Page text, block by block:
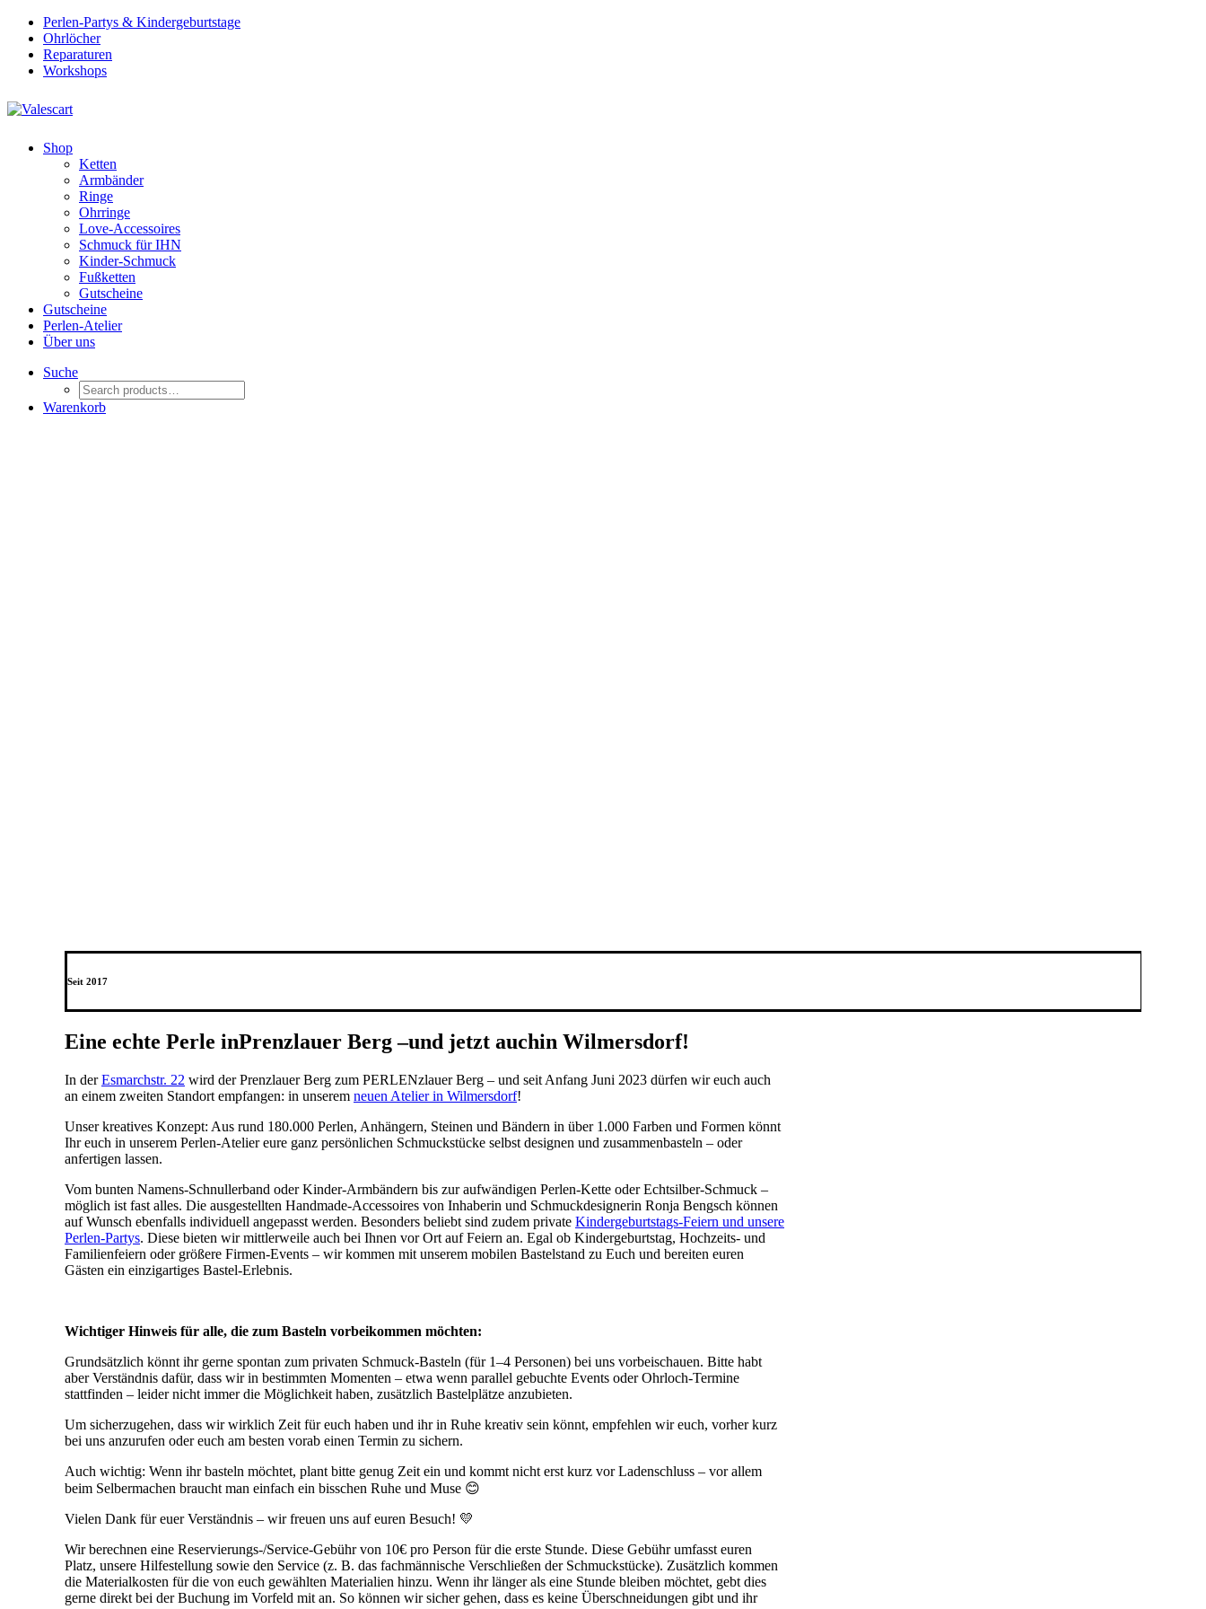
Perlen-Partys & Kindergeburtstage
Ohrlöcher
Reparaturen
Workshops
Shop
Ketten
Armbänder
Ringe
Ohrringe
Love-Accessoires
Schmuck für IHN
Kinder-Schmuck
Fußketten
Gutscheine
Gutscheine
Perlen-Atelier
Über uns
Suche
Warenkorb
Seit 2017
Eine echte Perle inPrenzlauer Berg –und jetzt auchin Wilmersdorf!
In derEsmarchstr. 22 wird der Prenzlauer Berg zum PERLENzlauer Berg – und seit Anfang Juni 2023 dürfen wir euch auch
an einem zweiten Standort empfangen: in unserem neuen Atelier in Wilmersdorf!
Unser kreatives Konzept: Aus rund 180.000 Perlen, Anhängern, Steinen und Bändern in über 1.000 Farben und Formen könnt
Ihr euch in unserem Perlen-Atelier eure ganz persönlichen Schmuckstücke selbst designen und zusammenbasteln – oder
anfertigen lassen.
Vom bunten Namens-Schnullerband oder Kinder-Armbändern bis zur aufwändigen Perlen-Kette oder Echtsilber-Schmuck –
möglich ist fast alles. Die ausgestellten Handmade-Accessoires von Inhaberin und Schmuckdesignerin Ronja Bengsch können
auf Wunsch ebenfalls individuell angepasst werden. Besonders beliebt sind zudem private Kindergeburtstags-Feiern und unsere
Perlen-Partys. Diese bieten wir mittlerweile auch bei Ihnen vor Ort auf Feiern an. Egal ob Kindergeburtstag, Hochzeits- und
Familienfeiern oder größere Firmen-Events – wir kommen mit unserem mobilen Bastelstand zu Euch und bereiten euren
Gästen ein einzigartiges Bastel-Erlebnis.
Wichtiger Hinweis für alle, die zum Basteln vorbeikommen möchten:
Grundsätzlich könnt ihr gerne spontan zum privaten Schmuck-Basteln (für 1–4 Personen) bei uns vorbeischauen. Bitte habt
aber Verständnis dafür, dass wir in bestimmten Momenten – etwa wenn parallel gebuchte Events oder Ohrloch-Termine
stattfinden – leider nicht immer die Möglichkeit haben, zusätzlich Bastelplätze anzubieten.
Um sicherzugehen, dass wir wirklich Zeit für euch haben und ihr in Ruhe kreativ sein könnt, empfehlen wir euch, vorher kurz
bei uns anzurufen oder euch am besten vorab einen Termin zu sichern.
Auch wichtig: Wenn ihr basteln möchtet, plant bitte genug Zeit ein und kommt nicht erst kurz vor Ladenschluss – vor allem
beim Selbermachen braucht man einfach ein bisschen Ruhe und Muse 😊
Vielen Dank für euer Verständnis – wir freuen uns auf euren Besuch! 💛
Wir berechnen eine Reservierungs-/Service-Gebühr von 10€ pro Person für die erste Stunde. Diese Gebühr umfasst euren
Platz, unsere Hilfestellung sowie den Service (z. B. das fachmännische Verschließen der Schmuckstücke). Zusätzlich kommen
die Materialkosten für die von euch gewählten Materialien hinzu. Wenn ihr länger als eine Stunde bleiben möchtet, gebt dies
gerne direkt bei der Buchung im Vorfeld mit an. So können wir sicher gehen, dass es keine Überschneidungen gibt und ihr